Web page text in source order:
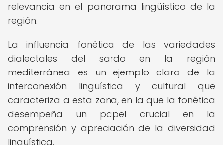
relevancia en el panorama lingüístico de la
región.
La influencia fonética de las variedades
dialectales del sardo en la región
mediterránea es un ejemplo claro de la
interconexión lingüística y cultural que
caracteriza a esta zona, en la que la fonética
desempeña un papel crucial en la
comprensión y apreciación de la diversidad
lingüística.